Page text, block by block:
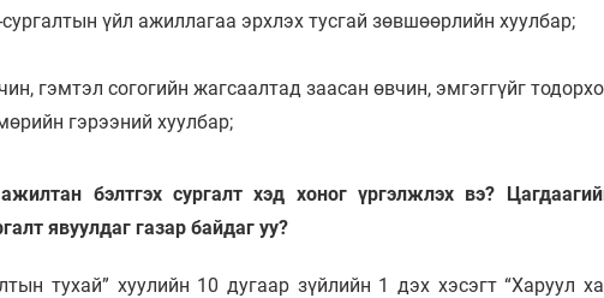
үйл ажиллагаа эрхлэх тусгай зөвшөөрлийн хуулбар;
гэмтэл согогийн жагсаалтад заасан өвчин, эмгэггүйг
гэрээний хуулбар;
бэлтгэх сургалт хэд хоног үргэлжлэх вэ?
явуулдаг газар байдаг уу?
тухай” хуулийн 10 дугаар зүйлийн 1 дэх хэсэгт “Харуул